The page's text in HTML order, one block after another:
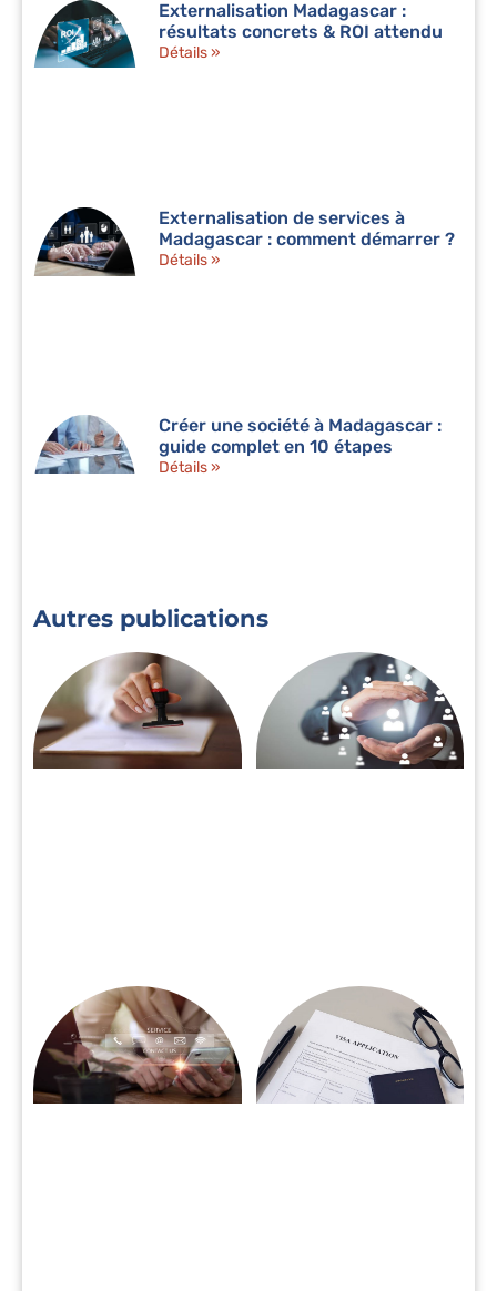
Externalisation Madagascar :
résultats concrets & ROI attendu
Détails »
Externalisation de services à
Madagascar : comment démarrer ?
Détails »
Créer une société à Madagascar :
guide complet en 10 étapes
Détails »
Autres publications